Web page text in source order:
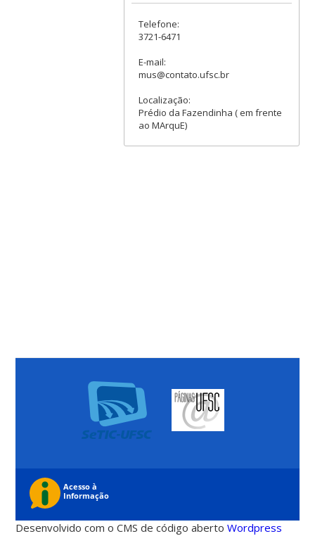
Telefone:
3721-6471
E-mail:
mus@contato.ufsc.br
Localização:
Prédio da Fazendinha ( em frente
ao MArquE)
Desenvolvido com o CMS de código abertoWordpress